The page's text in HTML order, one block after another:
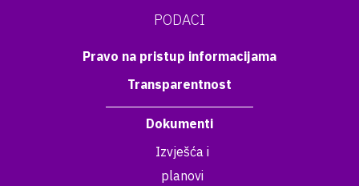
PODACI
Pravo na pristup informacijama
Transparentnost
Dokumenti
Izvješća i
planovi